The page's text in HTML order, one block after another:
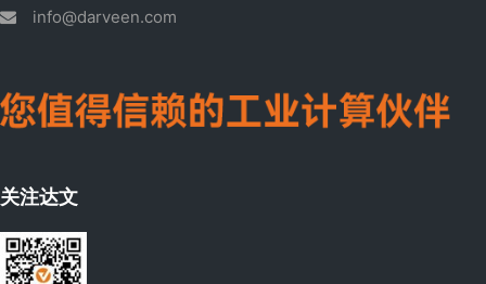
info@darveen.com
关注达文